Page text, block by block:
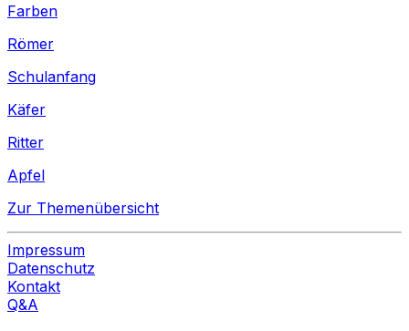
Farben
Römer
Schulanfang
Käfer
Ritter
Apfel
Zur Themenübersicht
Impressum
Datenschutz
Kontakt
Q&A